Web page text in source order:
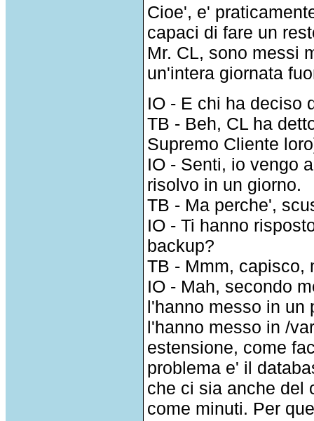
Cioe', e'
capaci di fare un
Mr. CL, sono messi
un'intera giornata
IO - E chi ha deciso
TB - Beh, CL ha
Supremo Cliente
IO - Senti, io vengo
risolvo in un giorno.
TB - Ma perche',
IO - Ti hanno
backup?
TB - Mmm, capisco,
IO - Mah, secondo
l'hanno messo in un
l'hanno messo in /
estensione, come
problema e' il
che ci sia anche del
come minuti. Per